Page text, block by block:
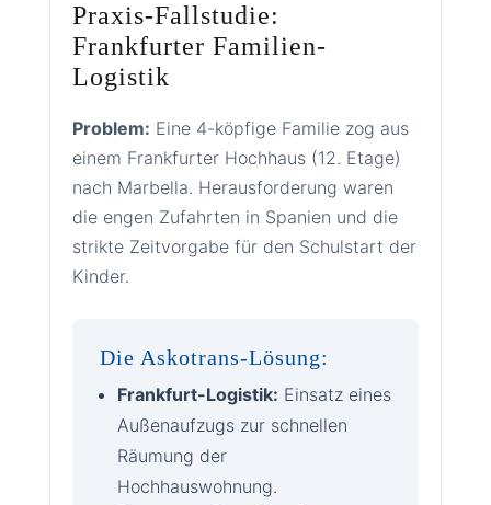
Praxis-Fallstudie:
Frankfurter Familien-
Logistik
Problem: Eine 4-köpfige Familie zog aus
einem Frankfurter Hochhaus (12. Etage)
nach Marbella. Herausforderung waren
die engen Zufahrten in Spanien und die
strikte Zeitvorgabe für den Schulstart der
Kinder.
Die Askotrans-Lösung:
Frankfurt-Logistik: Einsatz eines
Außenaufzugs zur schnellen
Räumung der
Hochhauswohnung.